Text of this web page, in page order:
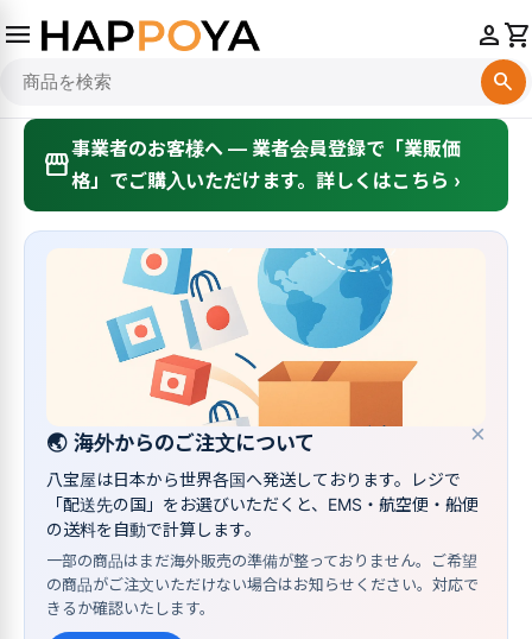
menu
search
personshopping_cart
storefront事業者のお客様へ — 業者会員登録で「業販価
格」でご購入いただけます。詳しくはこちら ›
×
🌏 海外からのご注文について
八宝屋は日本から世界各国へ発送しております。レジで
「配送先の国」をお選びいただくと、EMS・航空便・船便
の送料を自動で計算します。
一部の商品はまだ海外販売の準備が整っておりません。ご希望
の商品がご注文いただけない場合はお知らせください。対応で
きるか確認いたします。